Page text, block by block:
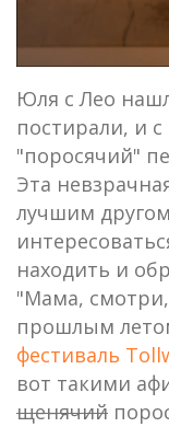
Юля с Лео
постирали, и
"поросячий"
Эта
лучшим
находить и
"Мама, смотри,
прошлым
фестиваль
вот такими
щенячий